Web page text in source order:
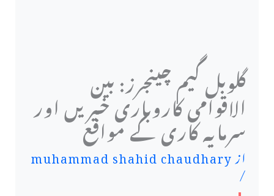
گلوبل گیم چینجرز: بین
الاقوامی کاروباری خبریں اور
سرمایہ کاری کے مواقع
ازmuhammad shahid chaudhary
/